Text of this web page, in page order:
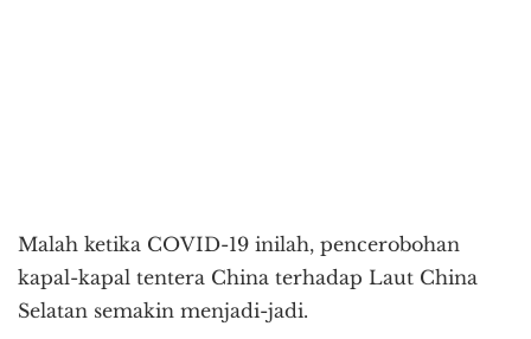
Malah ketika COVID-19 inilah, pencerobohan
kapal-kapal tentera China terhadap Laut China
Selatan semakin menjadi-jadi.